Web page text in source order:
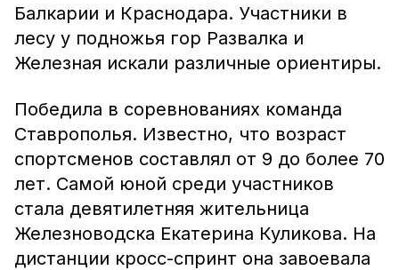
Балкарии и Краснодара. Участники в
лесу у подножья гор Развалка и
Железная искали различные ориентиры.
Победила в соревнованиях команда
Ставрополья. Известно, что возраст
спортсменов составлял от 9 до более 70
лет. Самой юной среди участников
стала девятилетняя жительница
Железноводска Екатерина Куликова. На
дистанции кросс-спринт она завоевала